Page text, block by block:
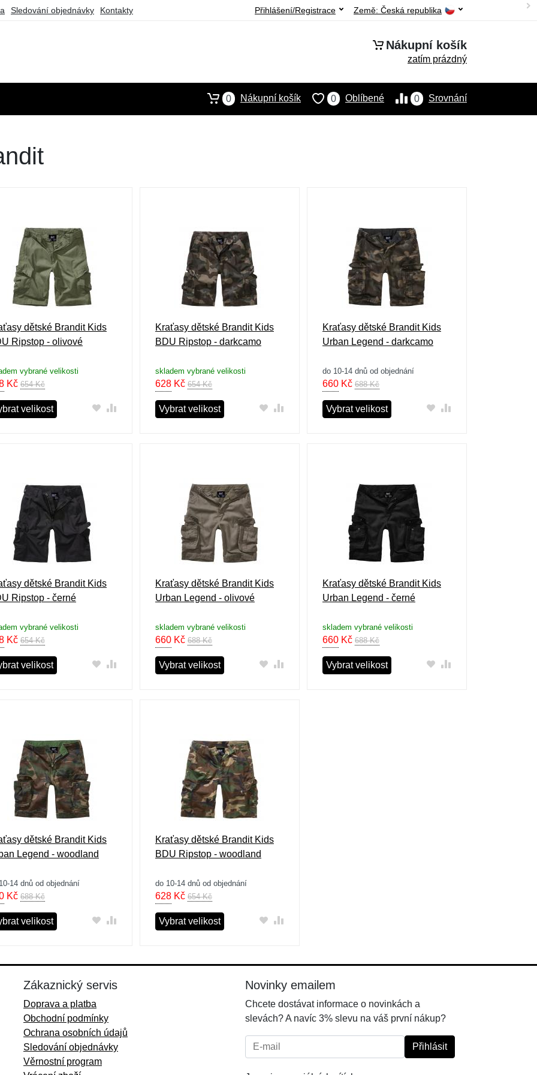
Sledování objednávky Kontakty Země: Česká republika
Přihlášení/Registrace
Nákupní košík
zatím prázdný
0 Srovnání
0 Oblíbené
0 Nákupní košík
dětské Brandit Kids
Ripstop - olivové
vybrané velikosti
Kč 654 Kč
velikost
Kraťasy dětské Brandit Kids
BDU Ripstop - darkcamo
skladem vybrané velikosti
628Kč 654 Kč
Vybrat velikost
Kraťasy dětské Brandit Kids
Urban Legend - darkcamo
do 10-14 dnů od objednání
660Kč 688 Kč
Vybrat velikost
dětské Brandit Kids
Ripstop - černé
vybrané velikosti
Kč 654 Kč
velikost
Kraťasy dětské Brandit Kids
Urban Legend - olivové
skladem vybrané velikosti
660Kč 688 Kč
Vybrat velikost
Kraťasy dětské Brandit Kids
Urban Legend - černé
skladem vybrané velikosti
660Kč 688 Kč
Vybrat velikost
dětské Brandit Kids
Legend - woodland
14 dnů od objednání
Kč 688 Kč
velikost
Kraťasy dětské Brandit Kids
BDU Ripstop - woodland
do 10-14 dnů od objednání
628Kč 654 Kč
Vybrat velikost
Zákaznický servis
Doprava a platba
Obchodní podmínky
Ochrana osobních údajů
Sledování objednávky
Věrnostní program
Novinky emailem
Chcete dostávat informace o novinkách a
slevách? A navíc 3% slevu na váš první nákup?
E-mail: Přihlásit